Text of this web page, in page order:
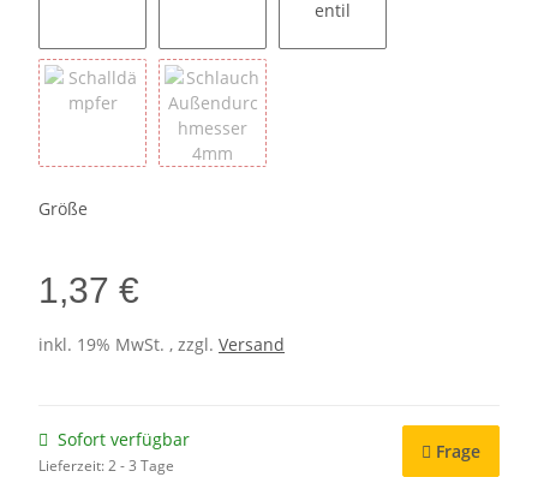
VerschlußstopfenKappe
Größe
1,37 €
inkl. 19% MwSt. , zzgl. Versand
Sofort verfügbar
Lieferzeit:2 - 3 Tage
Frage